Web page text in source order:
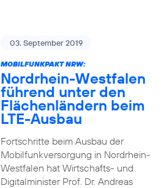
03. September 2019
MOBILFUNKPAKT NRW:
Nordrhein-Westfalen
führend unter den
Flächenländern beim
LTE-Ausbau
Fortschritte beim Ausbau der
Mobilfunkversorgung in Nordrhein-
Westfalen hat Wirtschafts- und
Digitalminister Prof. Dr. Andreas